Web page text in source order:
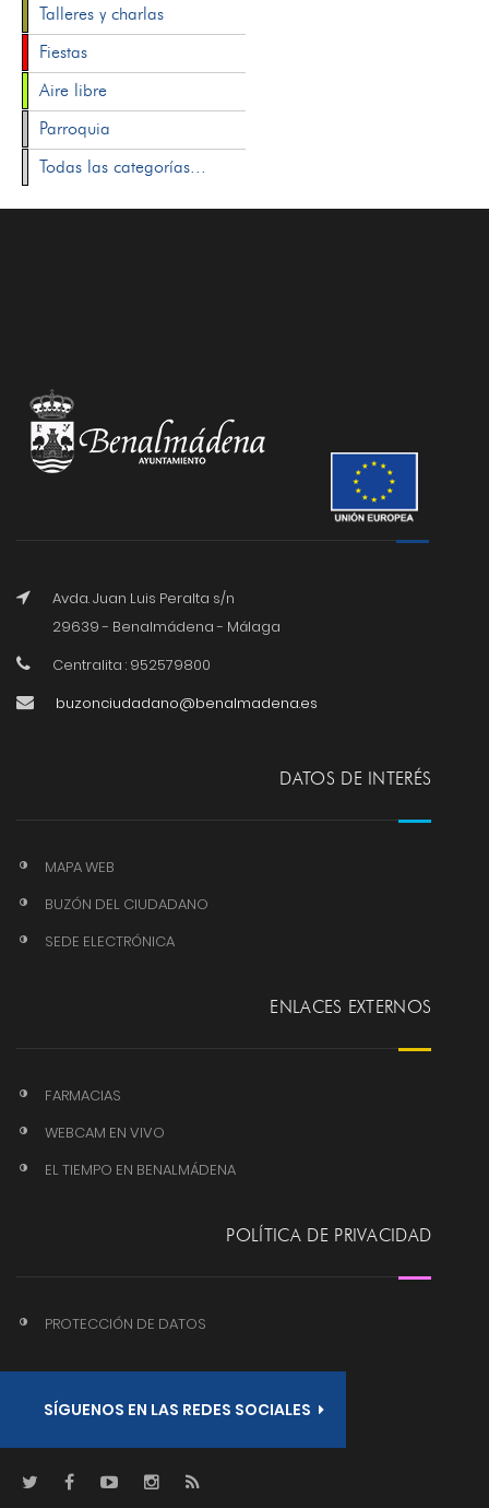
Talleres y charlas
Fiestas
Aire libre
Parroquia
Todas las categorías...
Avda. Juan Luis Peralta s/n
29639 - Benalmádena - Málaga
Centralita : 952579800
buzonciudadano@benalmadena.es
DATOS DE INTERÉS
MAPA WEB
BUZÓN DEL CIUDADANO
SEDE ELECTRÓNICA
ENLACES EXTERNOS
FARMACIAS
WEBCAM EN VIVO
EL TIEMPO EN BENALMÁDENA
POLÍTICA DE PRIVACIDAD
PROTECCIÓN DE DATOS
SÍGUENOS EN LAS REDES SOCIALES